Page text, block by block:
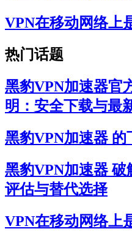
VPN在移动网络上
热门话题
黑豹VPN加速器官
明：安全下载与最
黑豹VPN加速器 的
黑豹VPN加速器
评估与替代选择
VPN在移动网络上